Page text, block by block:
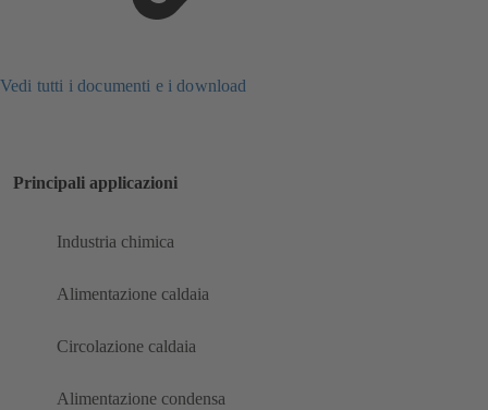
Vedi tutti i documenti e i download
Principali applicazioni
Industria chimica
Alimentazione caldaia
Circolazione caldaia
Alimentazione condensa